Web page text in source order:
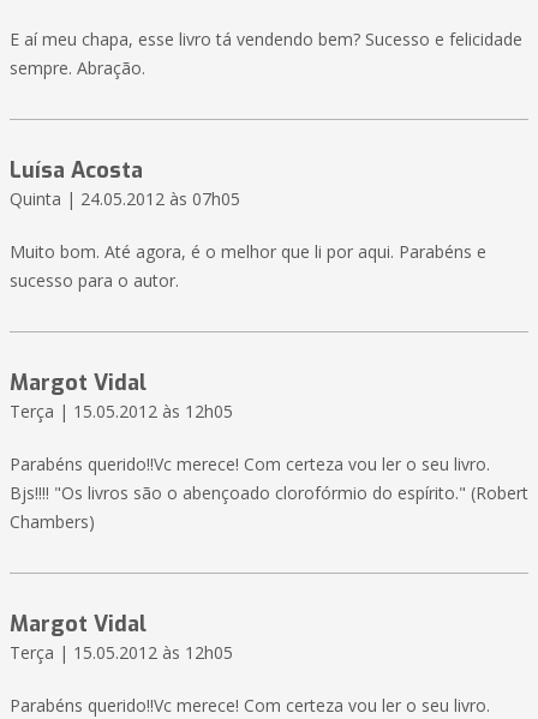
E aí meu chapa, esse livro tá vendendo bem? Sucesso e felicidade
sempre. Abração.
Luísa Acosta
Quinta | 24.05.2012 às 07h05
Muito bom. Até agora, é o melhor que li por aqui. Parabéns e
sucesso para o autor.
Margot Vidal
Terça | 15.05.2012 às 12h05
Parabéns querido!!Vc merece! Com certeza vou ler o seu livro.
Bjs!!!! "Os livros são o abençoado clorofórmio do espírito." (Robert
Chambers)
Margot Vidal
Terça | 15.05.2012 às 12h05
Parabéns querido!!Vc merece! Com certeza vou ler o seu livro.